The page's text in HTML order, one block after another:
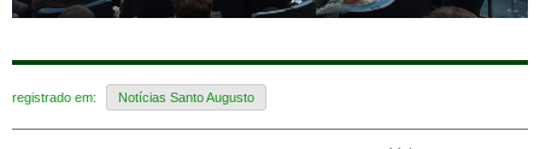
registrado em: Notícias Santo Augusto